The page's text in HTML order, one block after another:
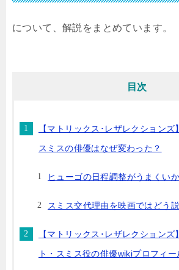
について、解説をまとめています。
目次
【マトリックス･レザレクションズ
スミスの俳優はなぜ変わった？
ヒューゴの日程調整がうまくい
スミス交代理由を映画ではどう
【マトリックス･レザレクション
ト・スミス役の俳優wikiプロフィー